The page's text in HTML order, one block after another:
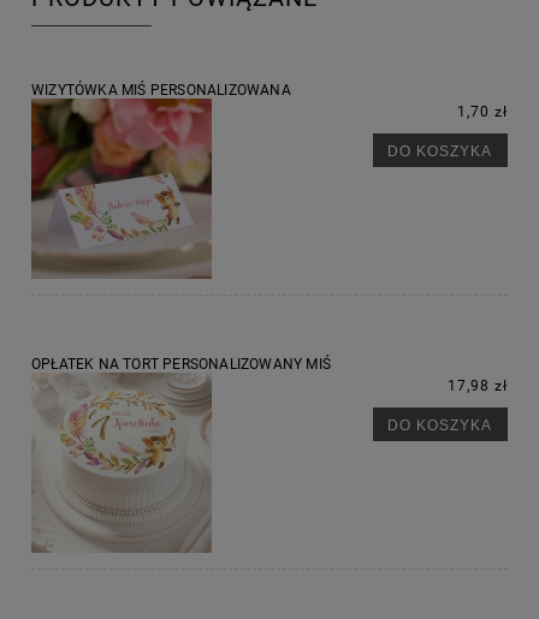
WIZYTÓWKA MIŚ PERSONALIZOWANA
1,70 zł
DO KOSZYKA
OPŁATEK NA TORT PERSONALIZOWANY MIŚ
17,98 zł
DO KOSZYKA